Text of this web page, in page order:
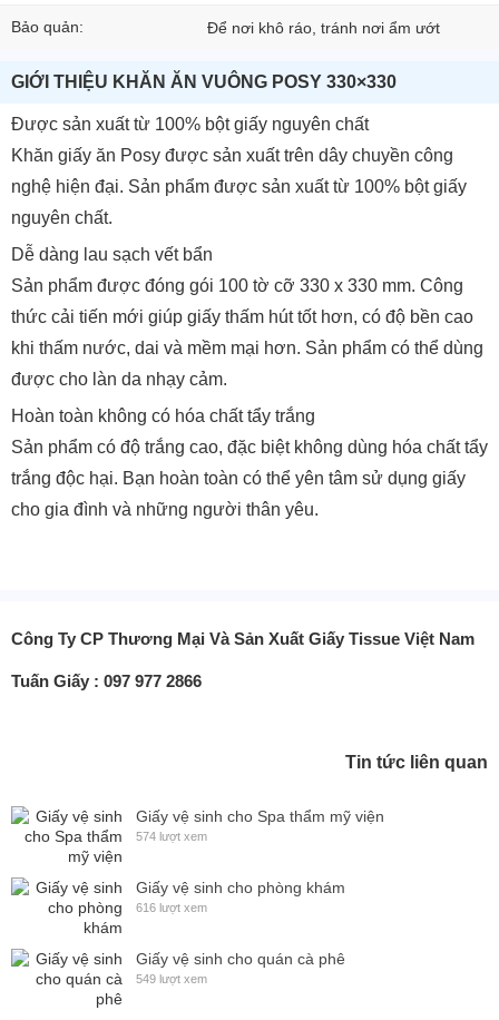
Bảo quản: Để nơi khô ráo, tránh nơi ẩm ướt
GIỚI THIỆU KHĂN ĂN VUÔNG POSY 330×330
Được sản xuất từ 100% bột giấy nguyên chất
Khăn giấy ăn Posy được sản xuất trên dây chuyền công
nghệ hiện đại. Sản phẩm được sản xuất từ 100% bột giấy
nguyên chất.
Dễ dàng lau sạch vết bẩn
Sản phẩm được đóng gói 100 tờ cỡ 330 x 330 mm. Công
thức cải tiến mới giúp giấy thấm hút tốt hơn, có độ bền cao
khi thấm nước, dai và mềm mại hơn. Sản phẩm có thể dùng
được cho làn da nhạy cảm.
Hoàn toàn không có hóa chất tẩy trắng
Sản phẩm có độ trắng cao, đặc biệt không dùng hóa chất tẩy
trắng độc hại. Bạn hoàn toàn có thể yên tâm sử dụng giấy
cho gia đình và những người thân yêu.
Công Ty CP Thương Mại Và Sản Xuất Giấy Tissue Việt Nam
Tuấn Giấy : 097 977 2866
Tin tức liên quan
Giấy vệ sinh cho Spa thẩm mỹ viện
574 lượt xem
Giấy vệ sinh cho phòng khám
616 lượt xem
Giấy vệ sinh cho quán cà phê
549 lượt xem